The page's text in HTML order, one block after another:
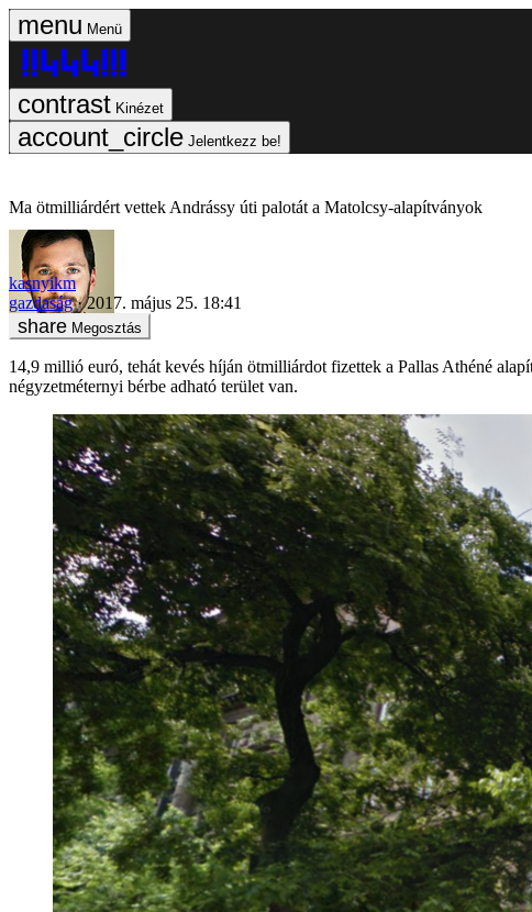
Menü
Kinézet
Jelentkezz be!
Ma ötmilliárdért vettek Andrássy úti palotát a Matolcsy-alapítványok
kasnyikm
gazdaság
2017. május 25. 18:41
Megosztás
14,9 millió euró, tehát kevés híján ötmilliárdot fizettek a Pallas Athéné
négyzetméternyi bérbe adható terület van.